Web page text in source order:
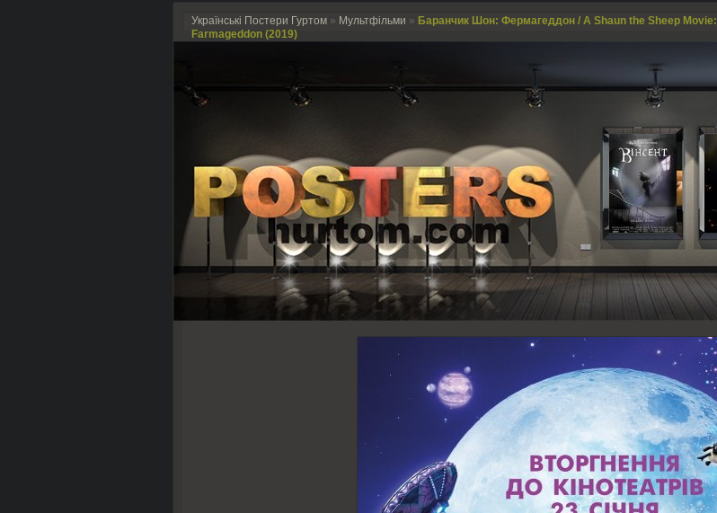
Українські Постери Гуртом » Мультфільми » Баранчик Шон: Фермагеддон / A Shaun the Sheep Movie:
Farmageddon (2019)